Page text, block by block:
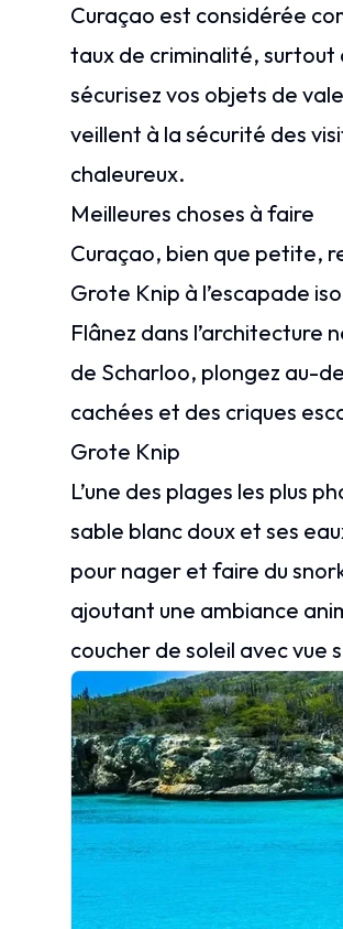
Curaçao est considérée
taux de criminalité, surtout
sécurisez vos objets de
veillent à la sécurité des
chaleureux.
Meilleures choses à faire
Curaçao, bien que petite,
Grote Knip à l’escapade
Flânez dans l’architecture
de Scharloo, plongez au-
cachées et des criques
Grote Knip
L’une des plages les plus
sable blanc doux et ses
pour nager et faire du
ajoutant une ambiance
coucher de soleil avec vue